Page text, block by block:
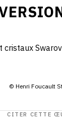
cristaux
© Henri Foucault
CITER CETTE